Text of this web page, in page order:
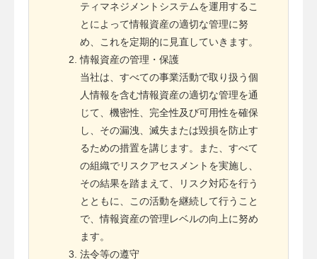
ティマネジメントシステムを運用するこ
とによって情報資産の適切な管理に努
め、これを定期的に見直していきます。
情報資産の管理・保護
当社は、すべての事業活動で取り扱う個
人情報を含む情報資産の適切な管理を通
じて、機密性、完全性及び可用性を確保
し、その漏洩、滅失または毀損を防止す
るための措置を講じます。また、すべて
の組織でリスクアセスメントを実施し、
その結果を踏まえて、リスク対応を行う
とともに、この活動を継続して行うこと
で、情報資産の管理レベルの向上に努め
ます。
法令等の遵守